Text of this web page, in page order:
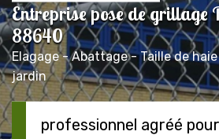
Entreprise pose de grillage
88640
Elagage - Abattage - Taille de
jardin
professionnel agréé